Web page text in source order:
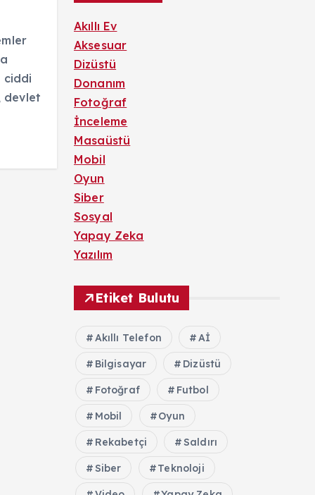
ciddi
devlet
Akıllı Ev
Aksesuar
Dizüstü
Donanım
Fotoğraf
İnceleme
Masaüstü
Mobil
Oyun
Siber
Sosyal
Yapay Zeka
Yazılım
Etiket Bulutu
Akıllı Telefon Aİ
Bilgisayar Dizüstü
Fotoğraf Futbol
Mobil Oyun
Rekabetçi Saldırı
Siber Teknoloji